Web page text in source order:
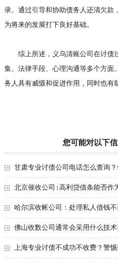
录。通过引导和协助债务人还清欠款
为将来的发展打下良好基础。
综上所述，义乌清账公司在讨债
集、法律手段、心理沟通等多个方面
务人具有威慑和促进作用，同时也有
您可能对以下
甘肃专业讨债公司电话怎么查询？
北京催收公司:高利贷借条能否作
钱？
哈尔滨收帐公司：处理私人借钱不
佛山收数公司通常会采用什么技
债套路大总结！
上海专业讨债不成功不收费？警